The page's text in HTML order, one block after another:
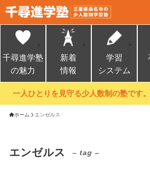
千尋進学塾
の魅力
新着
情報
学習
システム
一人ひとりを見守る少人数制の塾です。
ホーム エンゼルス
エンゼルス – tag –